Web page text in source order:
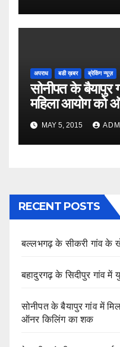
अपराध बडी ख़बर ब्रेकिंग न्यूज़
सोनीपत के बैयापुर
महिला आयोग को
MAY 5, 2015
RECENT POSTS
बल्लभगढ़ के सीकरी गांव के
बहादुरगढ़ के सिदीपुर गांव में
सोनीपत के बैयापुर गांव में
ऑनर किलिंग का शक